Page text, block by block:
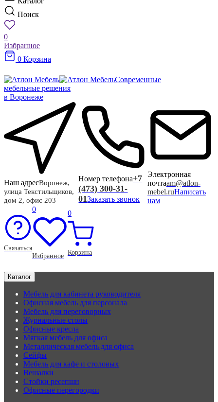
Поиск
0
Избранное
0 Корзина
Современные
мебельные решения
в Воронеже
Наш адресВоронеж,
улица Текстильщиков,
дом 2, офис 203
Номер телефона+7
(473) 300-31-
01Заказать звонок
Электронная
почтаam@atlon-
mebel.ruНаписать
нам
Связаться
0
Избранное
0
Корзина
Каталог
Мебель для кабинета руководителя
Офисная мебель для персонала
Мебель для переговорных
Журнальные столы
Офисные кресла
Мягкая мебель для офиса
Металлическая мебель для офиса
Сейфы
Мебель для кафе и столовых
Вешалки
Стойки ресепшн
Офисные перегородки